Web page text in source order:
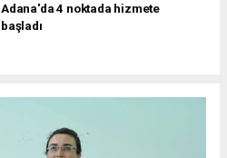
Adana'da 4 noktada hizmete
başladı